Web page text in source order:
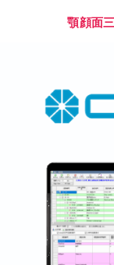
顎顔面